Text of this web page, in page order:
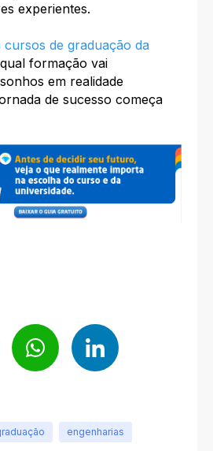
experientes.
de graduação da
formação vai
em realidade
de sucesso começa
engenharias